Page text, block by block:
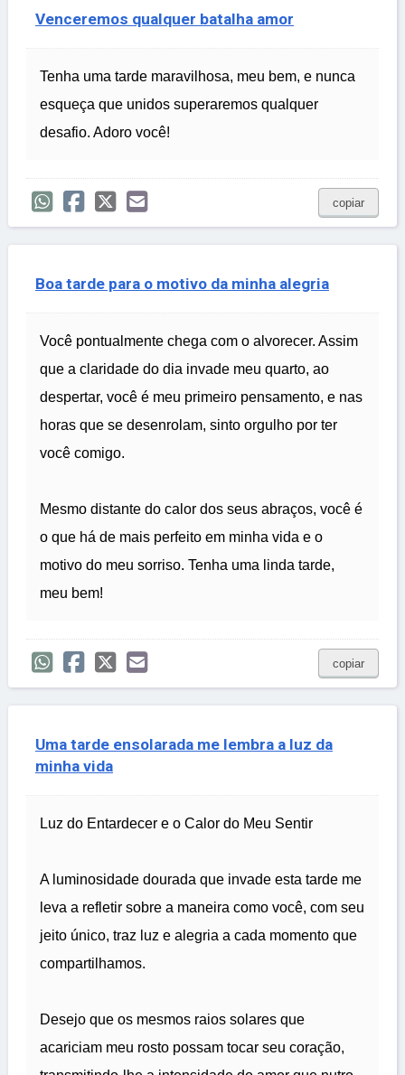
Venceremos qualquer batalha amor
Tenha uma tarde maravilhosa, meu bem, e nunca
esqueça que unidos superaremos qualquer
desafio. Adoro você!
copiar
Boa tarde para o motivo da minha alegria
Você pontualmente chega com o alvorecer. Assim
que a claridade do dia invade meu quarto, ao
despertar, você é meu primeiro pensamento, e nas
horas que se desenrolam, sinto orgulho por ter
você comigo.
Mesmo distante do calor dos seus abraços, você é
o que há de mais perfeito em minha vida e o
motivo do meu sorriso. Tenha uma linda tarde,
meu bem!
copiar
Uma tarde ensolarada me lembra a luz da
minha vida
Luz do Entardecer e o Calor do Meu Sentir
A luminosidade dourada que invade esta tarde me
leva a refletir sobre a maneira como você, com seu
jeito único, traz luz e alegria a cada momento que
compartilhamos.
Desejo que os mesmos raios solares que
acariciam meu rosto possam tocar seu coração,